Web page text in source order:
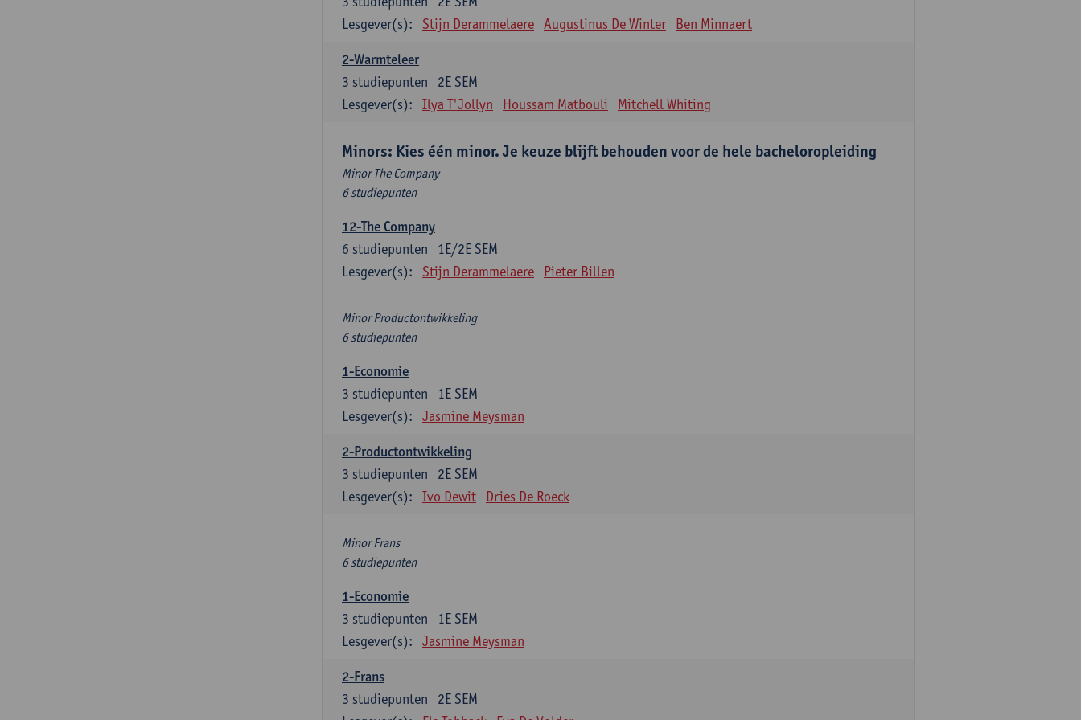
Lesgever(s):
Stijn Derammelaere Augustinus De Winter Ben Minnaert
2-Warmteleer
2E SEM
3 studiepunten
Lesgever(s):
Ilya T'Jollyn Houssam Matbouli Mitchell Whiting
Minors: Kies één minor. Je keuze blijft behouden voor de hele bacheloropleiding
Minor The Company
6 studiepunten
12-The Company
1E/2E SEM
6 studiepunten
Lesgever(s):
Stijn Derammelaere Pieter Billen
Minor Productontwikkeling
6 studiepunten
1-Economie
1E SEM
3 studiepunten
Lesgever(s):
Jasmine Meysman
2-Productontwikkeling
2E SEM
3 studiepunten
Lesgever(s):
Ivo Dewit Dries De Roeck
Minor Frans
6 studiepunten
1-Economie
1E SEM
3 studiepunten
Lesgever(s):
Jasmine Meysman
2-Frans
2E SEM
3 studiepunten